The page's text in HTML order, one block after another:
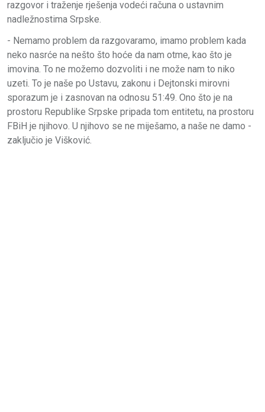
razgovor i traženje rješenja vodeći računa o ustavnim
nadležnostima Srpske.
- Nemamo problem da razgovaramo, imamo problem kada
neko nasrće na nešto što hoće da nam otme, kao što je
imovina. To ne možemo dozvoliti i ne može nam to niko
uzeti. To je naše po Ustavu, zakonu i Dejtonski mirovni
sporazum je i zasnovan na odnosu 51:49. Ono što je na
prostoru Republike Srpske pripada tom entitetu, na prostoru
FBiH je njihovo. U njihovo se ne miješamo, a naše ne damo -
zaključio je Višković.